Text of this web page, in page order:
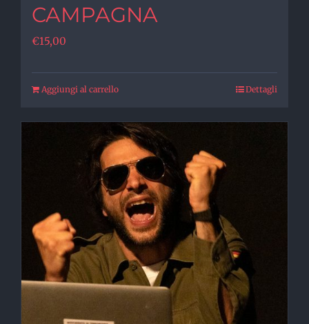
CAMPAGNA
€15,00
Aggiungi al carrello Dettagli